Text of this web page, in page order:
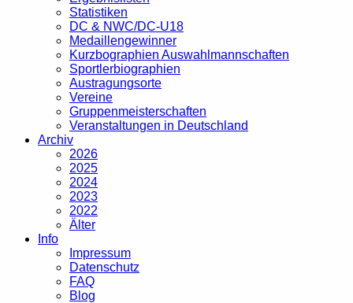
Statistiken
DC & NWC/DC-U18
Medaillengewinner
Kurzbographien Auswahlmannschaften
Sportlerbiographien
Austragungsorte
Vereine
Gruppenmeisterschaften
Veranstaltungen in Deutschland
Archiv
2026
2025
2024
2023
2022
Älter
Info
Impressum
Datenschutz
FAQ
Blog